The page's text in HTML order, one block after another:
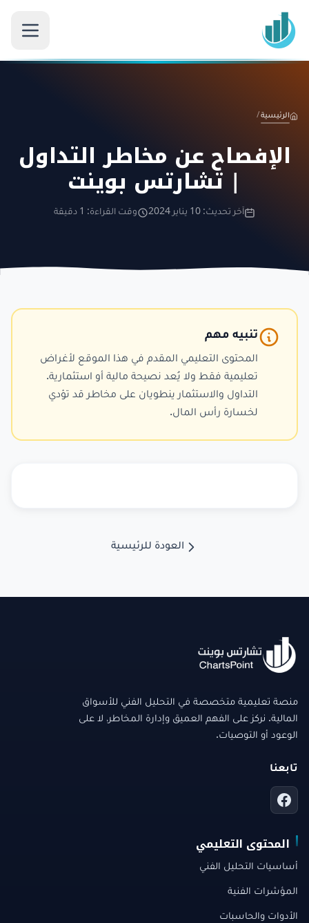
الرئيسية/
الإفصاح عن مخاطر التداول
| تشارتس بوينت
آخر تحديث: 10 يناير 2024 وقت القراءة: 1 دقيقة
تنبيه مهم
المحتوى التعليمي المقدم في هذا الموقع لأغراض
تعليمية فقط ولا يُعد نصيحة مالية أو استثمارية.
التداول والاستثمار ينطويان على مخاطر قد تؤدي
لخسارة رأس المال.
العودة للرئيسية
منصة تعليمية متخصصة في التحليل الفني للأسواق
المالية. نركز على الفهم العميق وإدارة المخاطر، لا على
الوعود أو التوصيات.
تابعنا
المحتوى التعليمي
أساسيات التحليل الفني
المؤشرات الفنية
الأدوات والحاسبات